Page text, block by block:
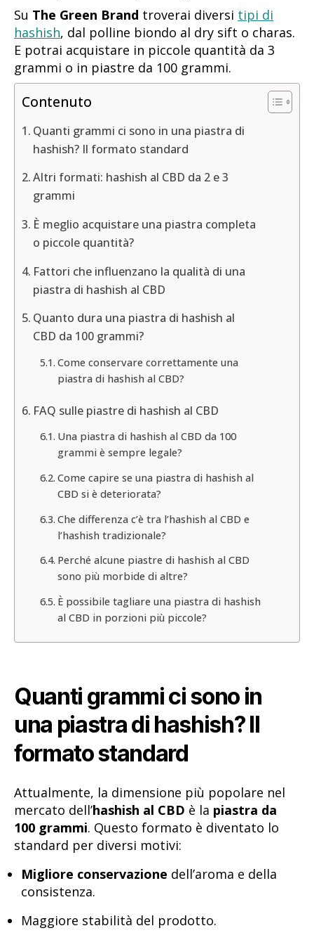
Su The Green Brand troverai diversi tipi di
hashish, dal polline biondo al dry sift o charas.
E potrai acquistare in piccole quantità da 3
grammi o in piastre da 100 grammi.
Contenuto
Quanti grammi ci sono in una piastra di
hashish? Il formato standard
Altri formati: hashish al CBD da 2 e 3
grammi
È meglio acquistare una piastra completa
o piccole quantità?
Fattori che influenzano la qualità di una
piastra di hashish al CBD
Quanto dura una piastra di hashish al
CBD da 100 grammi?
Come conservare correttamente una
piastra di hashish al CBD?
FAQ sulle piastre di hashish al CBD
Una piastra di hashish al CBD da 100
grammi è sempre legale?
Come capire se una piastra di hashish al
CBD si è deteriorata?
Che differenza c’è tra l’hashish al CBD e
l’hashish tradizionale?
Perché alcune piastre di hashish al CBD
sono più morbide di altre?
È possibile tagliare una piastra di hashish
al CBD in porzioni più piccole?
Quanti grammi ci sono in
una piastra di hashish? Il
formato standard
Attualmente, la dimensione più popolare nel
mercato dell’hashish al CBD è la piastra da
100 grammi. Questo formato è diventato lo
standard per diversi motivi:
Migliore conservazione dell’aroma e della
consistenza.
Maggiore stabilità del prodotto.